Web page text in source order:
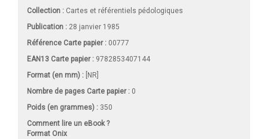
Collection : Cartes et référentiels pédologiques
Publication : 28 janvier 1985
Référence Carte papier : 00777
EAN13 Carte papier : 9782853407144
Format (en mm) : [NR]
Nombre de pages Carte papier: 0
Poids (en grammes) : 350
Comment lire un eBook ?
Format Onix